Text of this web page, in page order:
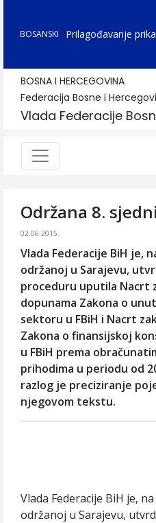
BOSANSKI Prilagođavanje
BOSNA I HERCEGOVINA
Federacija Bosne i
Vlada Federacije
Održana 8.
02.06.2015.
Vlada Federacije BiH je,
održanoj u Sarajevu,
proceduru uputila Nacrt
dopunama Zakona o
sektoru u FBiH i Nacrt
Zakona o finansijskoj
u FBiH prema
prihodima u periodu od
razlog je preciziranje
njegovom tekstu.
Vlada Federacije BiH je,
održanoj u Sarajevu,